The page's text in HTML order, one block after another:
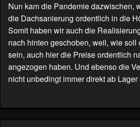
Nun kam die Pandemie dazwischen,
die Dachsanierung ordentlich in die
Somit haben wir auch die
nach hinten geschoben, weil, wie soll
sein, auch hier die Preise ordentlich
angezogen haben. Und ebenso die
nicht unbedingt immer direkt ab Lager